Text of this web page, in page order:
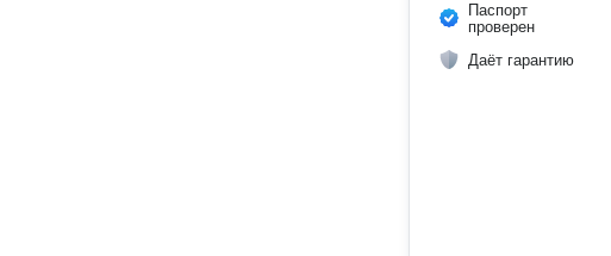
Паспорт
проверен
Даёт гарантию